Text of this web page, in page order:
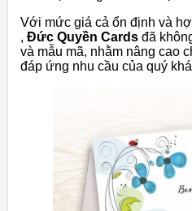
Với mức giá cả ổn định và
, Đức Quyền Cards đã
và mẫu mã, nhằm nâng cao
đáp ứng nhu cầu của quý